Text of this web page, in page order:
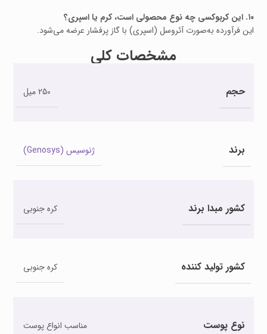
۱۰. این کربوکسی چه نوع محصولی است، کرم یا اسپری؟
این فرآورده به‌صورت آئروسل (اسپری) با گاز پرفشار عرضه می‌شود.
مشخصات کلی
حجم 250 میل
برند ژنوسیس (Genosys)
کشور مبدا برند کره جنوبی
کشور تولید کننده کره جنوبی
نوع پوست مناسب انواع پوست